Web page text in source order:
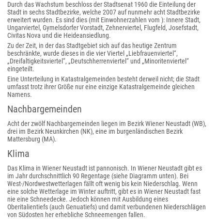
Durch das Wachstum beschloss der Stadtsenat 1960 die Einteilung der
Stadt in sechs Stadtbezirke, welche 2007 auf nunmehr acht Stadtbezirke
erweitert wurden. Es sind dies (mit Einwohnerzahlen vom ): Innere Stadt,
Ungarviertel, Gymelsdorfer Vorstadt, Zehnerviertel, Flugfeld, Josefstadt,
Civitas Nova und die Heideansiedlung.
Zu der Zeit, in der das Stadtgebiet sich auf das heutige Zentrum
beschränkte, wurde dieses in die vier Viertel „Liebfrauenviertel“,
„Dreifaltigkeitsviertel“, „Deutschherrenviertel“ und „Minoritenviertel“
eingeteilt.
Eine Unterteilung in Katastralgemeinden besteht derweil nicht; die Stadt
umfasst trotz ihrer Größe nur eine einzige Katastralgemeinde gleichen
Namens.
Nachbargemeinden
Acht der zwölf Nachbargemeinden liegen im Bezirk Wiener Neustadt (WB),
drei im Bezirk Neunkirchen (NK), eine im burgenländischen Bezirk
Mattersburg (MA).
Klima
Das Klima in Wiener Neustadt ist pannonisch. In Wiener Neustadt gibt es
im Jahr durchschnittlich 90 Regentage (siehe Diagramm unten). Bei
West-/Nordwestwetterlagen fällt oft wenig bis kein Niederschlag. Wenn
eine solche Wetterlage im Winter auftritt, gibt es in Wiener Neustadt fast
nie eine Schneedecke. Jedoch können mit Ausbildung eines
Oberitalientiefs (auch Genuatiefs) und damit verbundenen Niederschlägen
von Südosten her erhebliche Schneemengen fallen.